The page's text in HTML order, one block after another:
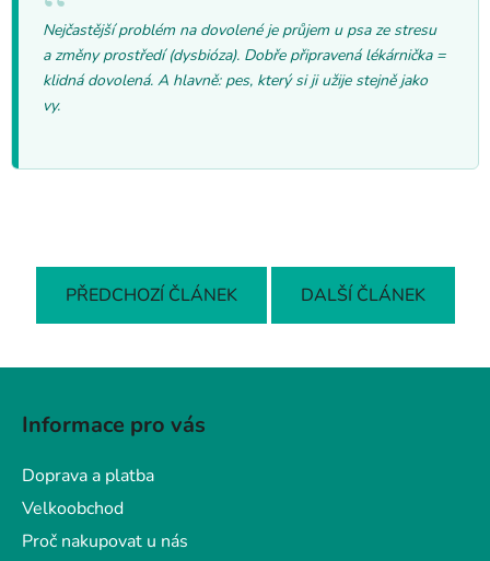
Nejčastější problém na dovolené je průjem u psa ze stresu
a změny prostředí (dysbióza). Dobře připravená lékárnička =
klidná dovolená. A hlavně: pes, který si ji užije stejně jako
vy.
PŘEDCHOZÍ ČLÁNEK DALŠÍ ČLÁNEK
Informace pro vás
Doprava a platba
Velkoobchod
Proč nakupovat u nás